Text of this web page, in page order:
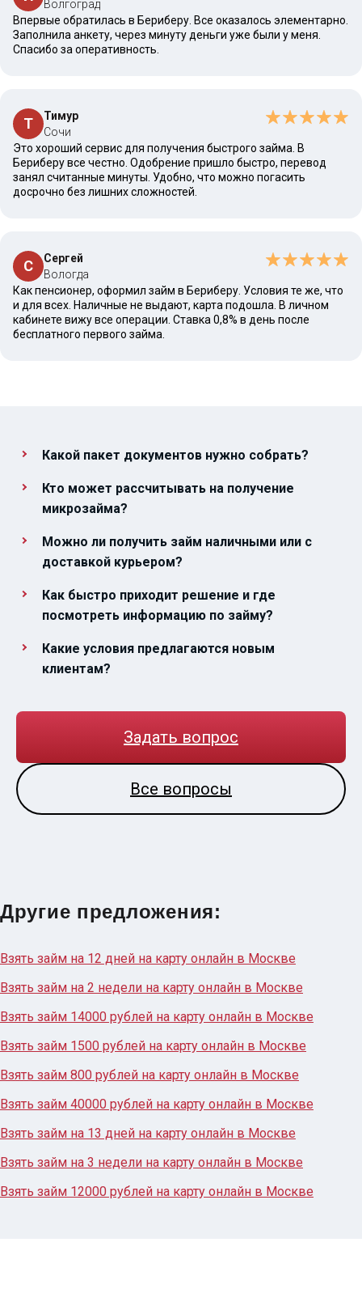
Волгоград
Впервые обратилась в Бериберу. Все оказалось элементарно.
Заполнила анкету, через минуту деньги уже были у меня.
Спасибо за оперативность.
Т
Тимур
Сочи
Это хороший сервис для получения быстрого займа. В
Бериберу все честно. Одобрение пришло быстро, перевод
занял считанные минуты. Удобно, что можно погасить
досрочно без лишних сложностей.
С
Сергей
Вологда
Как пенсионер, оформил займ в Бериберу. Условия те же, что
и для всех. Наличные не выдают, карта подошла. В личном
кабинете вижу все операции. Ставка 0,8% в день после
бесплатного первого займа.
Какой пакет документов нужно собрать?
Кто может рассчитывать на получение
микрозайма?
Можно ли получить займ наличными или с
доставкой курьером?
Как быстро приходит решение и где
посмотреть информацию по займу?
Какие условия предлагаются новым
клиентам?
Задать вопрос
Все вопросы
Другие предложения:
Взять займ на 12 дней на карту онлайн в Москве
Взять займ на 2 недели на карту онлайн в Москве
Взять займ 14000 рублей на карту онлайн в Москве
Взять займ 1500 рублей на карту онлайн в Москве
Взять займ 800 рублей на карту онлайн в Москве
Взять займ 40000 рублей на карту онлайн в Москве
Взять займ на 13 дней на карту онлайн в Москве
Взять займ на 3 недели на карту онлайн в Москве
Взять займ 12000 рублей на карту онлайн в Москве